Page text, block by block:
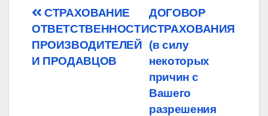
Post
navigation
ДОГОВОР
СТРАХОВАНИЯ
(в силу
некоторых
причин с
Вашего
разрешения
СТРАХОВАНИЕ
ОТВЕТСТВЕННОСТИ
ПРОИЗВОДИТЕЛЕЙ
И ПРОДАВЦОВ